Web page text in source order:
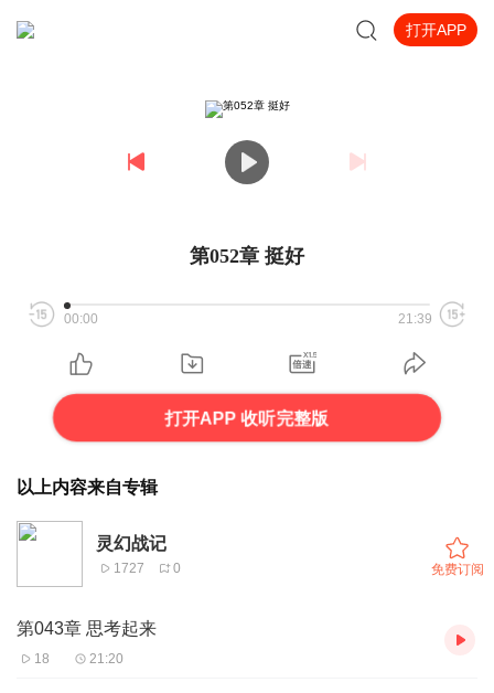
打开APP
第052章 挺好
00:00 21:39
打开APP 收听完整版
以上内容来自专辑
灵幻战记
1727 0 免费订阅
第043章 思考起来
18 21:20